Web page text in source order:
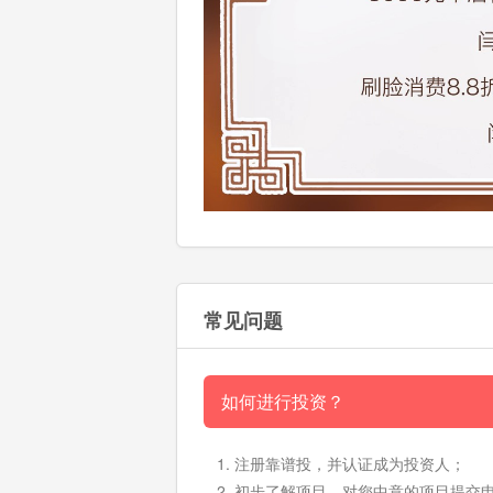
常见问题
如何进行投资？
注册靠谱投，并认证成为投资人；